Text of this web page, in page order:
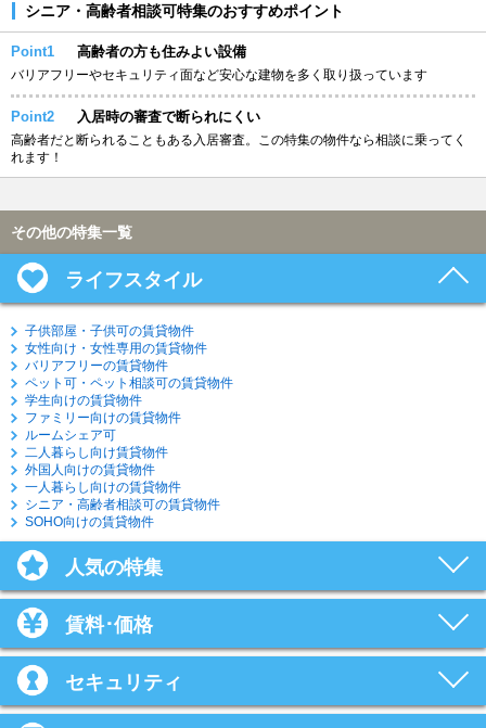
シニア・高齢者相談可特集のおすすめポイント
Point1 高齢者の方も住みよい設備
バリアフリーやセキュリティ面など安心な建物を多く取り扱っています
Point2 入居時の審査で断られにくい
高齢者だと断られることもある入居審査。この特集の物件なら相談に乗ってく
れます！
その他の特集一覧
ライフスタイル
子供部屋・子供可の賃貸物件
女性向け・女性専用の賃貸物件
バリアフリーの賃貸物件
ペット可・ペット相談可の賃貸物件
学生向けの賃貸物件
ファミリー向けの賃貸物件
ルームシェア可
二人暮らし向け賃貸物件
外国人向けの賃貸物件
一人暮らし向けの賃貸物件
シニア・高齢者相談可の賃貸物件
SOHO向けの賃貸物件
人気の特集
賃料･価格
セキュリティ